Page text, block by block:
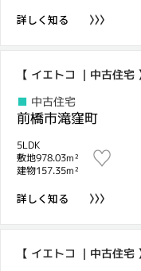
詳しく知る
【 イエトコ ｜中古住
中古住宅
前橋市滝窪町
5LDK
敷地978.03m²
建物157.35m²
詳しく知る
【 イエトコ ｜中古住